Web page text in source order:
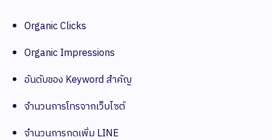
Organic Clicks
Organic Impressions
อันดับของ Keyword สำคัญ
จำนวนการโทรจากเว็บไซต์
จำนวนการกดเพิ่ม LINE